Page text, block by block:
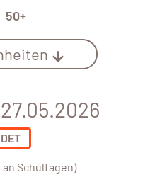
50+
an Schultagen)